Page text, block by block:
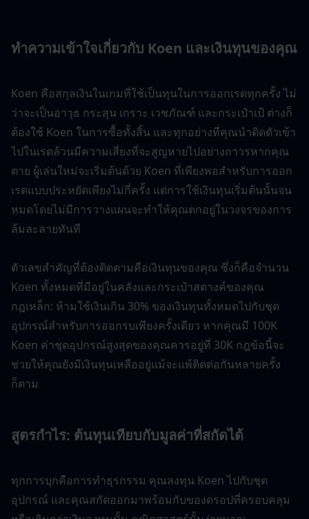
ทำความเข้าใจเกี่ยวกับ Koen และเงินทุนของคุณ
Koen คือสกุลเงินในเกมที่ใช้เป็นทุนในการออกเรดทุกครั้ง ไม่
ว่าจะเป็นอาวุธ กระสุน เกราะ เวชภัณฑ์ และกระเป๋าเป้ ต่างก็
ต้องใช้ Koen ในการซื้อทั้งสิ้น และทุกอย่างที่คุณนำติดตัวเข้า
ไปในเรดล้วนมีความเสี่ยงที่จะสูญหายไปอย่างถาวรหากคุณ
ตาย ผู้เล่นใหม่จะเริ่มต้นด้วย Koen ที่เพียงพอสำหรับการออก
เรดแบบประหยัดเพียงไม่กี่ครั้ง แต่การใช้เงินทุนเริ่มต้นนั้นจน
หมดโดยไม่มีการวางแผนจะทำให้คุณตกอยู่ในวงจรของการ
ล้มละลายทันที
ตัวเลขสำคัญที่ต้องติดตามคือเงินทุนของคุณ ซึ่งก็คือจำนวน
Koen ทั้งหมดที่มีอยู่ในคลังและกระเป๋าสตางค์ของคุณ
กฎเหล็ก: ห้ามใช้เงินเกิน 30% ของเงินทุนทั้งหมดไปกับชุด
อุปกรณ์สำหรับการออกรบเพียงครั้งเดียว หากคุณมี 100K
Koen ค่าชุดอุปกรณ์สูงสุดของคุณควรอยู่ที่ 30K กฎข้อนี้จะ
ช่วยให้คุณยังมีเงินทุนเหลืออยู่แม้จะแพ้ติดต่อกันหลายครั้ง
ก็ตาม
สูตรกำไร: ต้นทุนเทียบกับมูลค่าที่สกัดได้
ทุกการบุกคือการทำธุรกรรม คุณลงทุน Koen ไปกับชุด
อุปกรณ์ และคุณสกัดออกมาพร้อมกับของดรอปที่ครอบคลุม